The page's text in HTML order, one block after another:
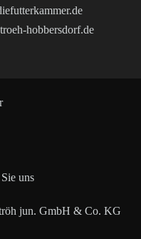
hobbersdorf.de
uns
jun. GmbH & Co. KG